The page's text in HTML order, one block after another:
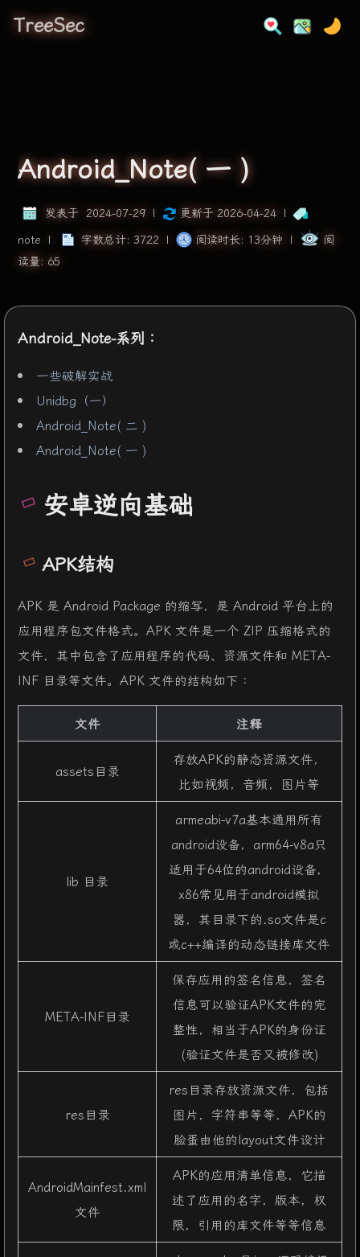
TreeSec
Android_Note( 一 )
发表于 2024-07-29 | 更新于 2026-04-24 |
note | 字数总计: 3722 | 阅读时长: 13分钟 |
阅
读量: 65
Android_Note-系列：
一些破解实战
Unidbg（一）
Android_Note( 二 )
Android_Note( 一 )
安卓逆向基础
APK结构
APK 是 Android Package 的缩写，是 Android 平台上的
应用程序包文件格式。APK 文件是一个 ZIP 压缩格式的
文件，其中包含了应用程序的代码、资源文件和 META-
INF 目录等文件。APK 文件的结构如下：
文件 注释
assets目录
存放APK的静态资源文件，
比如视频，音频，图片等
lib 目录
armeabi-v7a基本通用所有
android设备，arm64-v8a只
适用于64位的android设备，
x86常见用于android模拟
器，其目录下的.so文件是c
或c++编译的动态链接库文件
META-INF目录
保存应用的签名信息，签名
信息可以验证APK文件的完
整性，相当于APK的身份证
(验证文件是否又被修改)
res目录
res目录存放资源文件，包括
图片，字符串等等，APK的
脸蛋由他的layout文件设计
AndroidMainfest.xml
文件
APK的应用清单信息，它描
述了应用的名字，版本，权
限，引用的库文件等等信息